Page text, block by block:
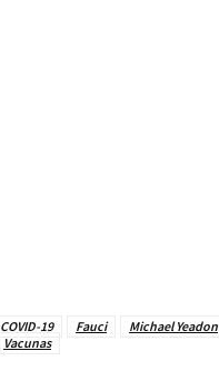
COVID-19 Fauci Michael Yeadon
Vacunas